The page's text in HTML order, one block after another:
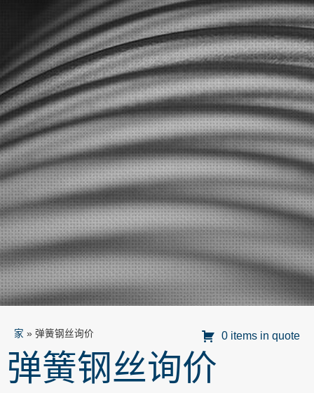
家 » 弹簧钢丝询价 0 items in quote
弹簧钢丝询价